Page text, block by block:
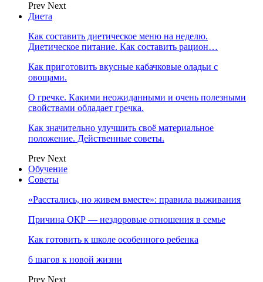
Prev Next
Диета
Как составить диетическое меню на неделю.
Диетическое питание. Как составить рацион…
Как приготовить вкусные кабачковые оладьи с
овощами.
О гречке. Какими неожиданными и очень полезными
свойствами обладает гречка.
Как значительно улучшить своё материальное
положение. Действенные советы.
Prev Next
Обучение
Советы
«Расстались, но живем вместе»: правила выживания
Причина ОКР — нездоровые отношения в семье
Как готовить к школе особенного ребенка
6 шагов к новой жизни
Prev Next